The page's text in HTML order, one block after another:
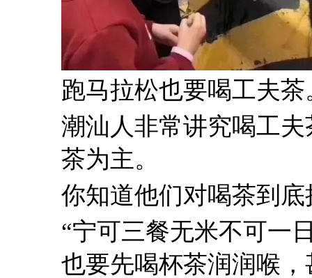
跑马拉松也要喝工夫
潮汕人非常讲究喝工
茶为主。
你知道他们对喝茶到
“宁可三餐无米不可一
也要先喝杯茶润润喉